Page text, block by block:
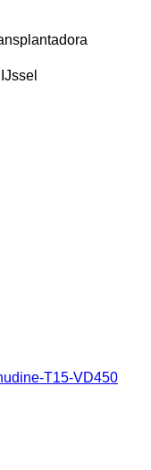
T15-VD450